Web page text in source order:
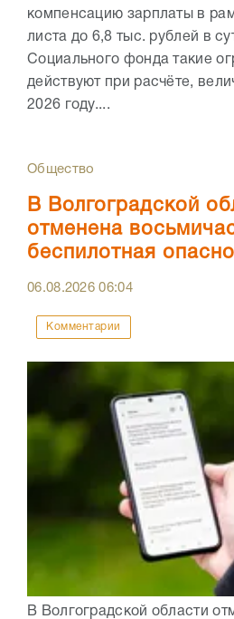
компенсацию зарплаты в
листа до 6,8 тыс. рублей в
Социального фонда такие
действуют при расчёте,
2026 году....
Общество
В Волгоградской
отменена
беспилотная
06.08.202606:04
Комментарии
В Волгоградской области